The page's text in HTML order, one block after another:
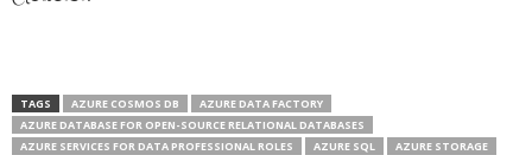
TAGS AZURE COSMOS DB
AZURE DATA FACTORY
AZURE DATABASE FOR OPEN-SOURCE RELATIONAL DATABASES
AZURE SERVICES FOR DATA PROFESSIONAL ROLES
AZURE SQL
AZURE STORAGE